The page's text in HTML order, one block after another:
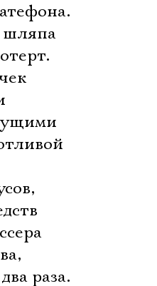
шляпа

раза.